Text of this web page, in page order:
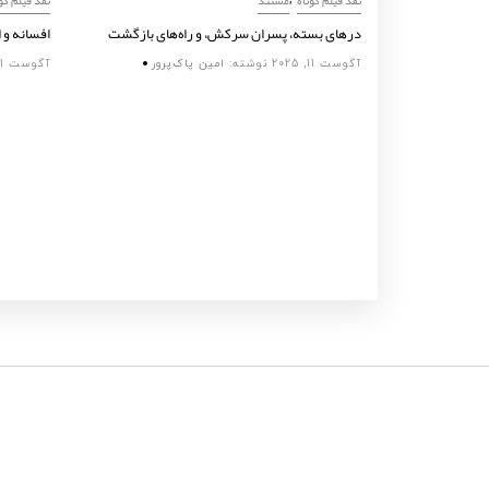
افسانه‌
آگوست 11, 2025
درهای بسته، پسران سرکش، و راه‌های بازگشت
نوشته: امین پاک‌پرور آگوست 11, 2025